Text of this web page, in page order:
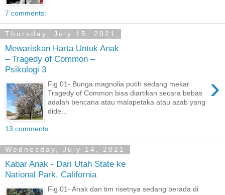
7 comments:
Thursday, July 15, 2021
Mewariskan Harta Untuk Anak
– Tragedy of Common –
Psikologi 3
›
Fig 01- Bunga magnolia putih sedang mekar
Tragedy of Common bisa diartikan secara bebas
adalah bencana atau malapetaka atau azab yang
dide...
13 comments:
Wednesday, July 14, 2021
Kabar Anak - Dari Utah State ke
National Park, California
Fig 01- Anak dan tim risetnya sedang berada di